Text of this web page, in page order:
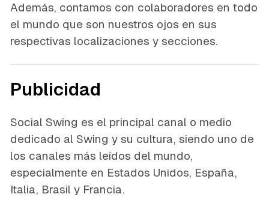
Además, contamos con colaboradores en todo
el mundo que son nuestros ojos en sus
respectivas localizaciones y secciones.
Publicidad
Social Swing es el principal canal o medio
dedicado al Swing y su cultura, siendo uno de
los canales más leídos del mundo,
especialmente en Estados Unidos, España,
Italia, Brasil y Francia.